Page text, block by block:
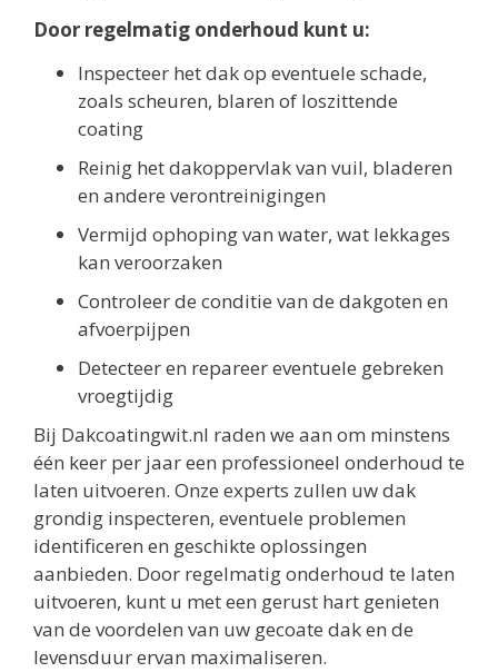
Door regelmatig onderhoud kunt u:
Inspecteer het dak op eventuele schade,
zoals scheuren, blaren of loszittende
coating
Reinig het dakoppervlak van vuil, bladeren
en andere verontreinigingen
Vermijd ophoping van water, wat lekkages
kan veroorzaken
Controleer de conditie van de dakgoten en
afvoerpijpen
Detecteer en repareer eventuele gebreken
vroegtijdig
Bij Dakcoatingwit.nl raden we aan om minstens
één keer per jaar een professioneel onderhoud te
laten uitvoeren. Onze experts zullen uw dak
grondig inspecteren, eventuele problemen
identificeren en geschikte oplossingen
aanbieden. Door regelmatig onderhoud te laten
uitvoeren, kunt u met een gerust hart genieten
van de voordelen van uw gecoate dak en de
levensduur ervan maximaliseren.